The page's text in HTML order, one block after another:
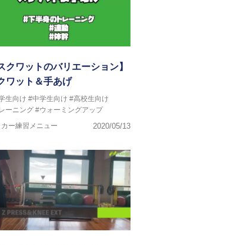
クワットのバリエーション】
ワット＆手あげ
生向け #中学生向け #高校生向け
ーニング #ウォーミングアップ
ー練習メニュー
2020/05/13